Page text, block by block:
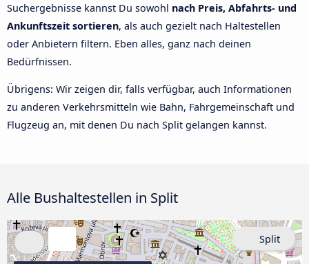
Suchergebnisse kannst Du sowohl nach Preis, Abfahrts- und
Ankunftszeit sortieren, als auch gezielt nach Haltestellen
oder Anbietern filtern. Eben alles, ganz nach deinen
Bedürfnissen.
Übrigens: Wir zeigen dir, falls verfügbar, auch Informationen
zu anderen Verkehrsmitteln wie Bahn, Fahrgemeinschaft und
Flugzeug an, mit denen Du nach Split gelangen kannst.
Alle Bushaltestellen in Split
Split